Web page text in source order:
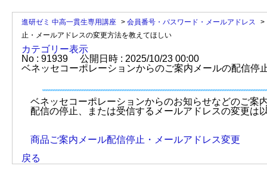
進研ゼミ 中高一貫生専用講座 > 会員番号・パスワード・メールアドレス >
止・メールアドレスの変更方法を教えてほしい
カテゴリー表示
No : 91939
公開日時 : 2025/10/23 00:00
ベネッセコーポレーションからのご案内メールの配信停
ベネッセコーポレーションからのお知らせなどのご案
配信の停止、または受信するメールアドレスの変更は
商品ご案内メール配信停止・メールアドレス変更
戻る